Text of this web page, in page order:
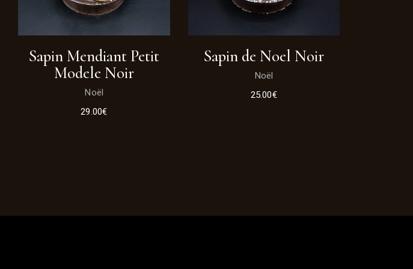
Sapin Mendiant Petit
Modele Noir
Noël
29.00€
Sapin de Noel Noir
Noël
25.00€